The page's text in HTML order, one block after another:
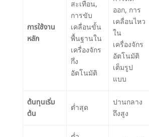
การใช้งาน
หลัก
สะเทือน,
การขับ
เคลื่อนขั้น
พื้นฐานใน
เครื่องจักร
กึ่ง
อัตโนมัติ
ออก, การ
เคลื่อนไหว
ใน
เครื่องจักร
อัตโนมัติ
เต็มรูป
แบบ
ต้นทุนเริ่ม
ต้น
ต่ำสุด
ปานกลาง
ถึงสูง